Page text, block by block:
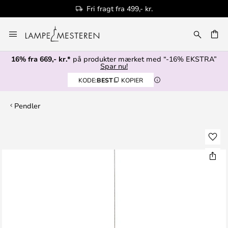
Fri fragt fra 499,- kr.
to
Content
16% fra 669,- kr.* på produkter mærket med “-16% EKSTRA”
Spar nu!
KODE:BEST KOPIER
Pendler